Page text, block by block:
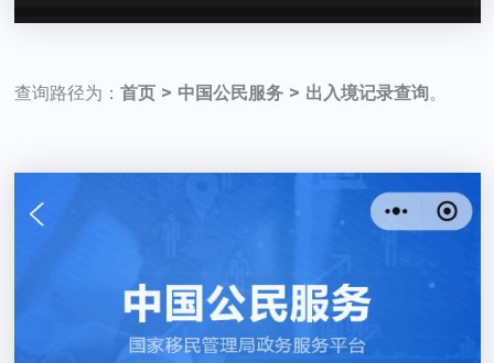
查询路径为： 首页 > 中国公民服务 > 出入境记录查询。